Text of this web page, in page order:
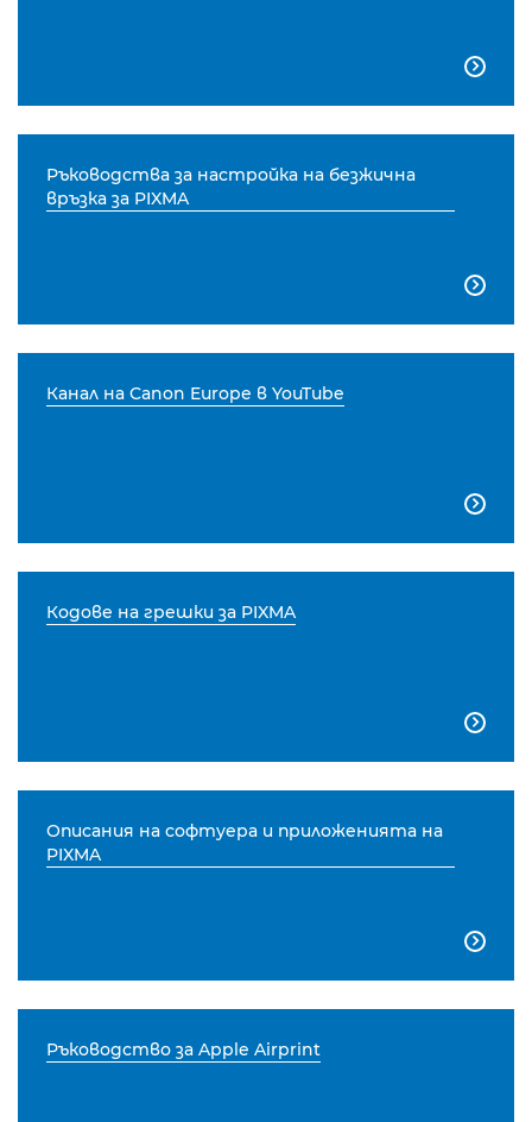

Ръководства за настройка на безжична
връзка за PIXMA

Канал на Canon Europe в YouTube

Кодове на грешки за PIXMA

Описания на софтуера и приложенията на
PIXMA

Ръководство за Apple Airprint